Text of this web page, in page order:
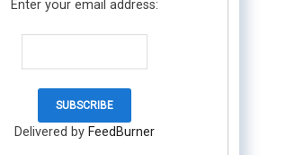
Enter your email address:
Delivered by FeedBurner